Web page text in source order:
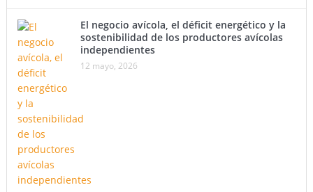
El negocio avícola, el déficit energético y la
sostenibilidad de los productores avícolas
independientes
12 mayo, 2026